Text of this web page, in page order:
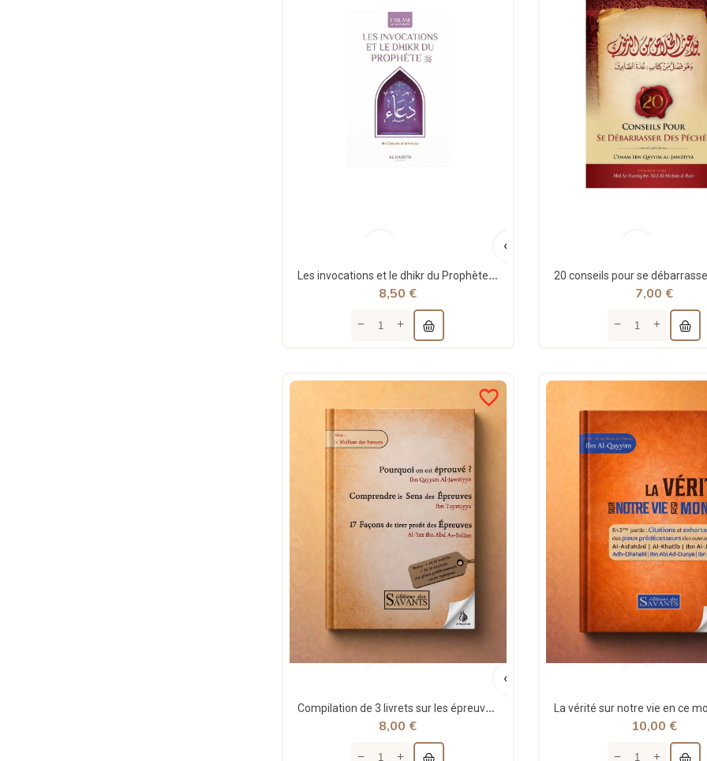
Les invocations et le dhikr du Prophète - ibn Qayyim al-Jawziyya - al-hadîth
8,50 € 7,00 €
favorite_border
Compilation de 3 livrets sur les épreuves - Ibn Qayyim - Ibn Taymiyya et Al Izz Abd as-Salam -...
8,00 € 10,00 €